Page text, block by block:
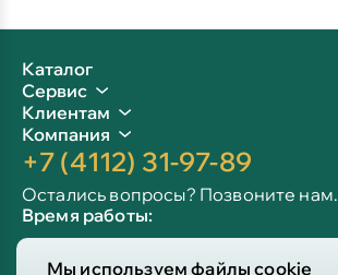
Мы используем файлы cookie
Каталог
Сервис
Клиентам
Компания
+7 (4112) 31-97-89
Остались вопросы? Позвоните нам.
Время работы: